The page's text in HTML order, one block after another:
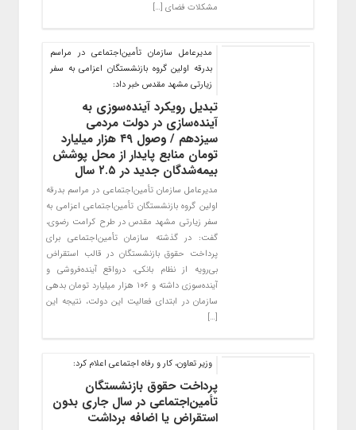
مشکلات فضای […]
مدیرعامل سازمان تأمین‌اجتماعی در مراسم
بدرقه اولین گروه بازنشستگان اعزامی به سفر
زیارتی مشهد مقدس خبر داد:
تبدیل رویکرد آینده‌سوزی به
آینده‌سازی در دولت مردمی
سیزدهم / وصول ۴۹ هزار میلیارد
تومان منابع پایدار از محل پوشش
بیمه‌شدگان جدید در ۲.۵ سال
مدیرعامل سازمان تأمین‌اجتماعی در مراسم بدرقه
اولین گروه بازنشستگان تأمین‌اجتماعی اعزامی به
سفر زیارتی مشهد مقدس در طرح کرامت رضوی،
گفت: در گذشته سازمان تأمین‌اجتماعی برای
پرداخت حقوق بازنشستگان در قالب استقراض‌
بی‌رویه از نظام بانکی، درواقع آینده‌فروشی و
آینده‌سوزی داشته و ۱۰۶ هزار میلیارد تومان بدهی
سازمان در ابتدای فعالیت این دولت، نتیجه این
[…]
وزیر تعاون، کار و رفاه اجتماعی اعلام کرد:
پرداخت حقوق بازنشستگان
تأمین‌اجتماعی در سال جاری بدون
استقراض یا اضافه برداشت